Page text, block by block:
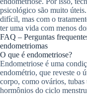
psicológico são muito
difícil, mas com o
ter uma vida com menos
FAQ – Perguntas
endometriomas
O que é endometriose?
Endometriose é uma
endométrio, que reveste o
corpo, como ovários,
hormônios do ciclo